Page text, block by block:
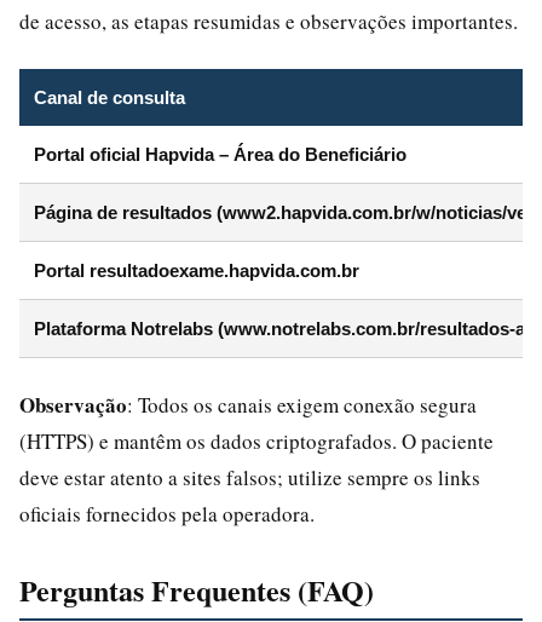
de acesso, as etapas resumidas e observações importantes.
Canal de consulta
Portal oficial Hapvida – Área do Beneficiário
Página de resultados (www2.hapvida.com.br/w/noticias/
Portal resultadoexame.hapvida.com.br
Plataforma Notrelabs (www.notrelabs.com.br/resultados-
Observação: Todos os canais exigem conexão segura
(HTTPS) e mantêm os dados criptografados. O paciente
deve estar atento a sites falsos; utilize sempre os links
oficiais fornecidos pela operadora.
Perguntas Frequentes (FAQ)